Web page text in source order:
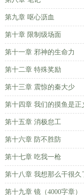
第九章 呕心沥血
第十章 限制级场面
第十一章 邪神的生命力
第十二章 特殊奖励
第十三章 震惊的秦大少
第十四章 我们的摸鱼是正
第十五章 消极怠工
第十六章 防不胜防
第十七章 吃我一枪
第十八章 我想那么干很久
第十九章 镜（4000字章）